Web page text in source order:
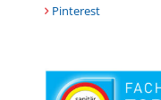
Pinterest